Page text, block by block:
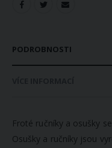
PODROBNOSTI
Froté ručníky a osušky
Osušky a ručníky jsou